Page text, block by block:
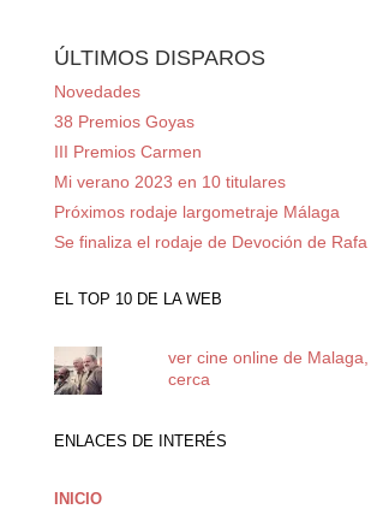
ÚLTIMOS DISPAROS
Novedades
38 Premios Goyas
III Premios Carmen
Mi verano 2023 en 10 titulares
Próximos rodaje largometraje Málaga
Se finaliza el rodaje de Devoción de
EL TOP 10 DE LA WEB
ver cine online de
cerca
ENLACES DE INTERÉS
INICIO